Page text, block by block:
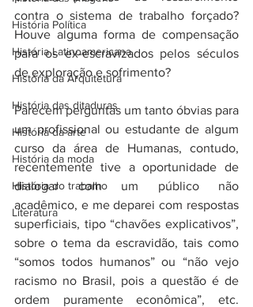
História Política
História Latinoamericana
História da Arquitetura
História das ditaduras
História da arte
História da moda
História do trabalho
Literatura
contra o sistema de trabalho forçado?
Houve alguma forma de compensação
para os ex-escravizados pelos séculos
de exploração e sofrimento?
Parecem perguntas um tanto óbvias para
um profissional ou estudante de algum
curso da área de Humanas, contudo,
recentemente tive a oportunidade de
dialogar com um público não
acadêmico, e me deparei com respostas
superficiais, tipo “chavões explicativos”,
sobre o tema da escravidão, tais como
“somos todos humanos” ou “não vejo
racismo no Brasil, pois a questão é de
ordem puramente econômica”, etc.